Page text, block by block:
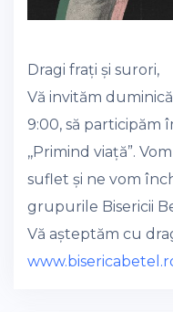
Dragi frați și surori,
Vă invităm
9:00, să participăm
,,Primind viață”.
suflet și ne vom
grupurile Bisericii
Vă așteptăm cu